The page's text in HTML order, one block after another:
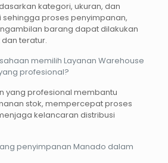
kategori, ukuran, dan
sehingga proses penyimpanan,
barang dapat dilakukan
teratur.
memilih Layanan Warehouse
profesional?
yang profesional membantu
stok, mempercepat proses
kelancaran distribusi
penyimpanan Manado dalam